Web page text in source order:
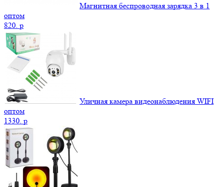
Магнитная беспроводная зарядка 3 в 1
оптом
820. p
Уличная камера видеонаблюдения WIFI
оптом
1330. p